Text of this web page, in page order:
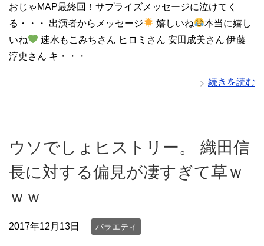
おじゃMAP最終回！サプライズメッセージに泣けてく
る・・・ 出演者からメッセージ
嬉しいね
本当に嬉し
いね
速水もこみちさん ヒロミさん 安田成美さん 伊藤
淳史さん キ・・・
続きを読む
ウソでしょヒストリー。 織田信
長に対する偏見が凄すぎて草ｗ
ｗｗ
2017年12月13日 バラエティ